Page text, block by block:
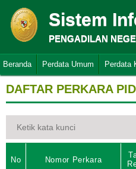
Sistem
PENGADILAN
Beranda Perdata Umum Perdata
DAFTAR PERKARA
No Nomor Perkara